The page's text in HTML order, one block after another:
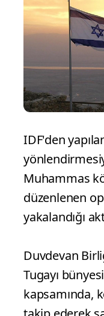
IDF'den
Muhammas
düzenlenen
yakalandığı
Duvdevan
Tugayı
kapsamında,